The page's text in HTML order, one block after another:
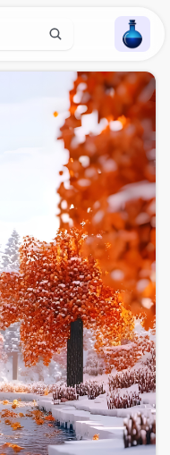
Wallpaper Alchemy